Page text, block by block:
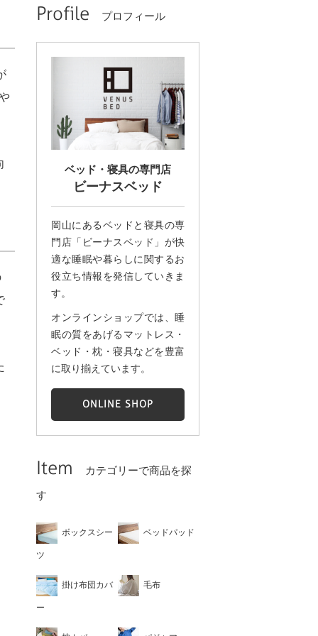
Profile プロフィール
ベッド・寝具の専門店
ビーナスベッド
岡山にあるベッドと寝具の専
門店「ビーナスベッド」が快
適な睡眠や暮らしに関するお
役立ち情報を発信していきま
す。
オンラインショップでは、睡
眠の質をあげるマットレス・
ベッド・枕・寝具などを豊富
に取り揃えています。
ONLINE SHOP
Item
カテゴリーで商品を探
す
ボックスシー
ツ
ベッドパッド
掛け布団カバ
ー
毛布